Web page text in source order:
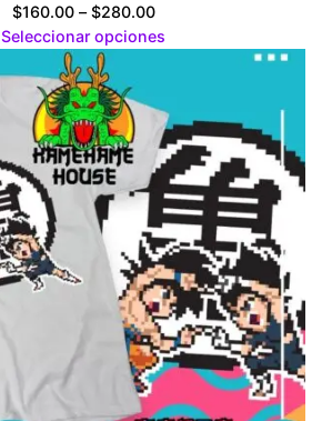
$160.00 – $280.00Price
range:
$280.00
Seleccionar opciones